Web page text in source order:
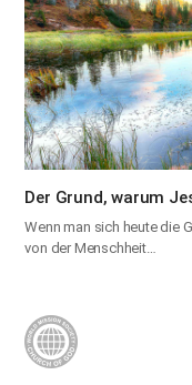
Der Grund, warum
Wenn man sich heute die
von der Menschheit…